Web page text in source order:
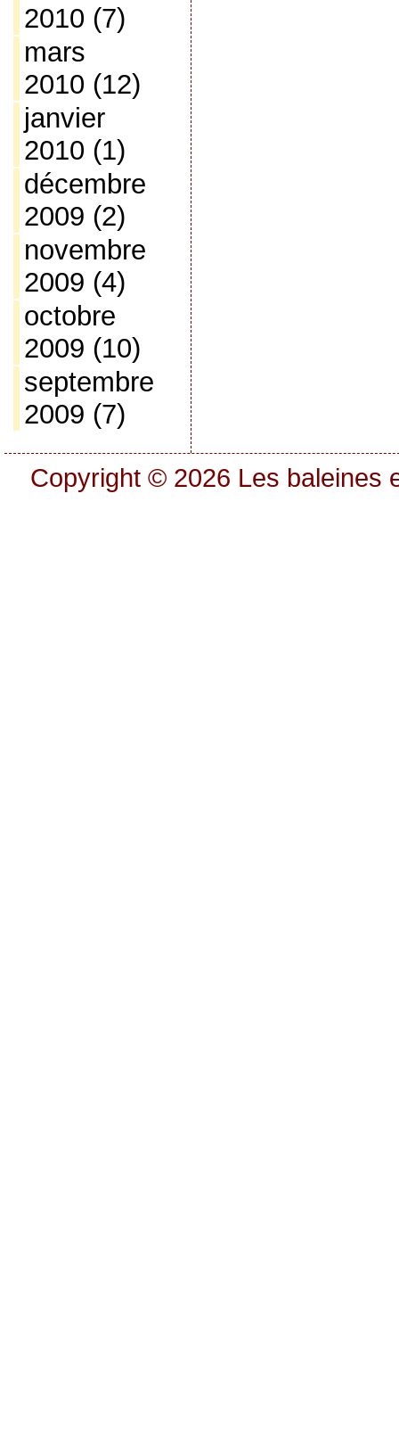
2010 (7)
mars
2010 (12)
janvier
2010 (1)
décembre
2009 (2)
novembre
2009 (4)
octobre
2009 (10)
septembre
2009 (7)
Copyright © 2026 Les baleines